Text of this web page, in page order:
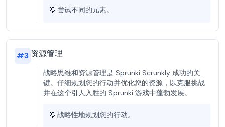
💡尝试不同的元素。
#3 资源管理
战略思维和资源管理是 Sprunki Scrunkly 成功的关
键。仔细规划您的行动并优化您的资源，以克服挑战
并在这个引人入胜的 Sprunki 游戏中蓬勃发展。
💡战略性地规划您的行动。